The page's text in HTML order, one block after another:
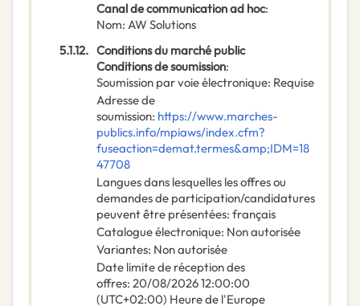
Canal de communication ad hoc:
Nom: AW Solutions
5.1.12. Conditions du marché public
Conditions de soumission:
Soumission par voie électronique: Requise
Adresse de
soumission: https://www.marches-
publics.info/mpiaws/index.cfm?
fuseaction=demat.termes&amp;IDM=18
47708
Langues dans lesquelles les offres ou
demandes de participation/candidatures
peuvent être présentées: français
Catalogue électronique: Non autorisée
Variantes: Non autorisée
Date limite de réception des
offres: 20/08/202612:00:00
(UTC+02:00) Heure de l'Europe